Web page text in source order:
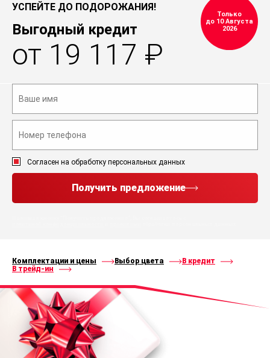
УСПЕЙТЕ ДО ПОДОРОЖАНИЯ!
Выгодный кредит
от 19 117 ₽
Только
до 10 Августа
2026
Согласен на обработку персональных данных
Получить предложение
Комплектации и цены Выбор цвета
В кредит
В трейд-ин